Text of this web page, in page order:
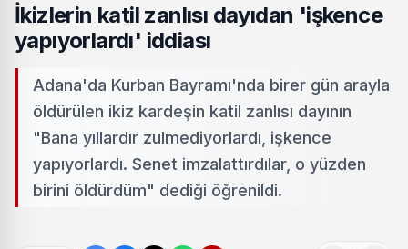
İkizlerin katil zanlısı dayıdan 'işkence
yapıyorlardı' iddiası
Adana'da Kurban Bayramı'nda birer gün arayla
öldürülen ikiz kardeşin katil zanlısı dayının
"Bana yıllardır zulmediyorlardı, işkence
yapıyorlardı. Senet imzalattırdılar, o yüzden
birini öldürdüm" dediği öğrenildi.